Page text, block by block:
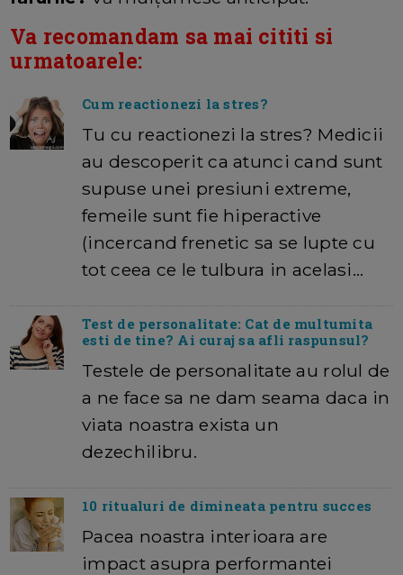
Va recomandam sa mai cititi si
urmatoarele:
Cum reactionezi la stres?
Tu cu reactionezi la stres? Medicii
au descoperit ca atunci cand sunt
supuse unei presiuni extreme,
femeile sunt fie hiperactive
(incercand frenetic sa se lupte cu
tot ceea ce le tulbura in acelasi…
Test de personalitate: Cat de multumita
esti de tine? Ai curaj sa afli raspunsul?
Testele de personalitate au rolul de
a ne face sa ne dam seama daca in
viata noastra exista un
dezechilibru.
10 ritualuri de dimineata pentru succes
Pacea noastra interioara are
impact asupra performantei